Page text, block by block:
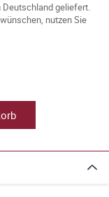
geliefert.
nutzen Sie